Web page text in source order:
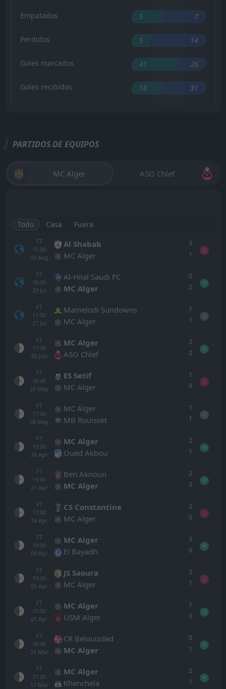
Empatados 5 7
Perdidos 5 14
Goles marcados 41 26
Goles recibidos 18 31
PARTIDOS DE EQUIPOS
MC Alger ASO Chlef
Todo Casa Fuera
FT
15:00
03 Aug
Al Shabab
MC Alger
3
1
L
FT
16:00
29 Jul
Al-Hilal Saudi FC
MC Alger
0
2
W
FT
11:00
27 Jul
Mamelodi Sundowns
MC Alger
1
1
D
FT
17:30
05 Jun
MC Alger
ASO Chlef
2
0
W
FT
16:45
20 May
ES Setif
MC Alger
1
0
L
FT
17:00
08 May
MC Alger
MB Rouisset
1
1
D
FT
19:00
28 Apr
MC Alger
Oued Akbou
2
1
W
FT
15:00
21 Apr
Ben Aknoun
MC Alger
2
3
W
FT
17:00
16 Apr
CS Constantine
MC Alger
2
0
L
FT
19:00
09 Apr
MC Alger
El Bayadh
3
0
W
FT
19:00
05 Apr
JS Saoura
MC Alger
2
1
L
FT
15:00
01 Apr
MC Alger
USM Alger
1
0
W
FT
16:45
25 Mar
CR Belouizdad
MC Alger
0
1
W
FT
21:00
17 Mar
MC Alger
Khenchela
2
1
W